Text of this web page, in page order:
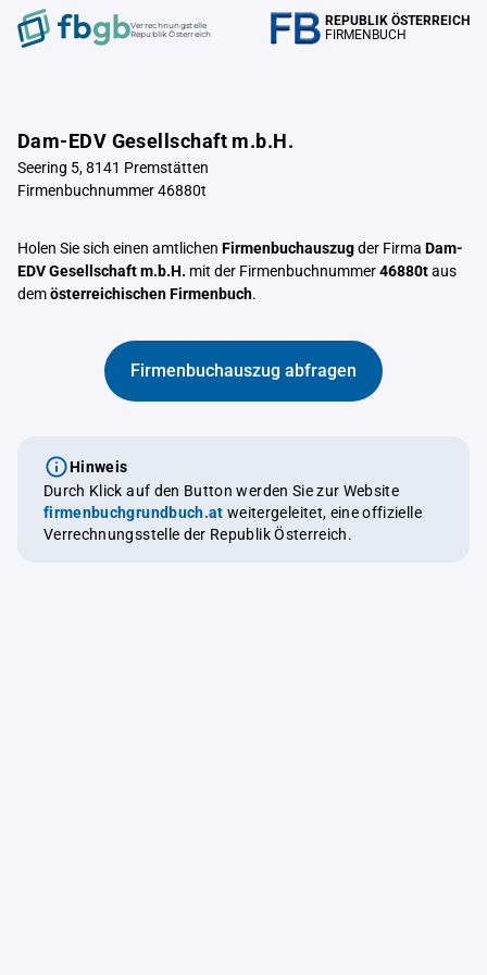
Verrechnungstelle
Republik Österreich
REPUBLIK ÖSTERREICH
FIRMENBUCH
Dam-EDV Gesellschaft m.b.H.
Seering 5, 8141 Premstätten
Firmenbuchnummer 46880t
Holen Sie sich einen amtlichen Firmenbuchauszugder Firma Dam-
EDV Gesellschaft m.b.H. mit der Firmenbuchnummer46880taus
demösterreichischen Firmenbuch.
Firmenbuchauszug abfragen
Hinweis
Durch Klick auf den Button werden Sie zur Website
firmenbuchgrundbuch.at weitergeleitet, eine offizielle
Verrechnungsstelle der Republik Österreich.